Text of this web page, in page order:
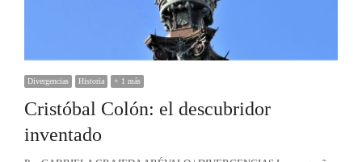
Divergencias Historia + 1 más
Cristóbal Colón: el descubridor
inventado